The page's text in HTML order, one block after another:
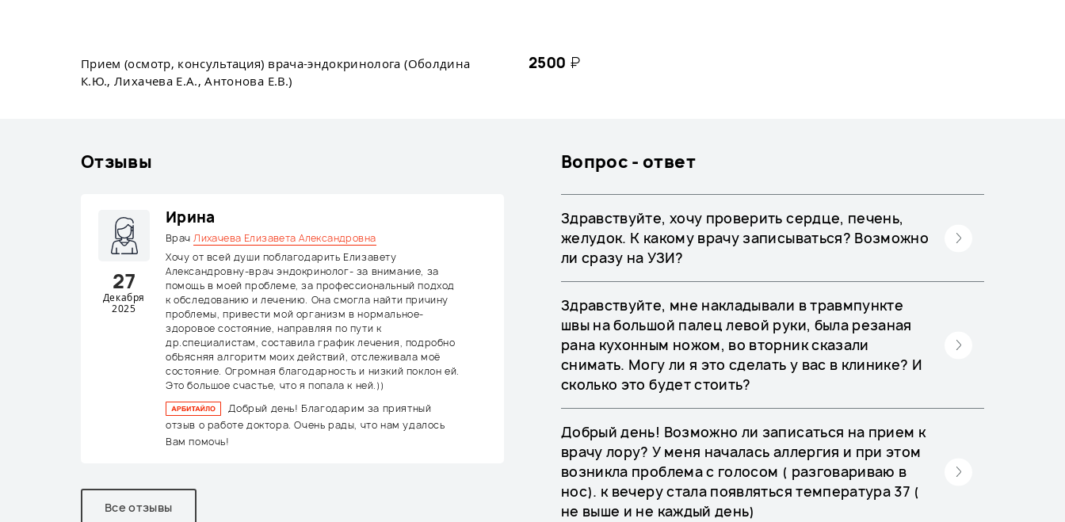
Прием (осмотр, консультация) врача-эндокринолога (Оболдина
К.Ю., Лихачева Е.А., Антонова Е.В.)
2500 ₽
Отзывы
27
Декабря
2025
Ирина
ВрачЛихачева Елизавета Александровна
Хочу от всей души поблагодарить Елизавету
Александровну-врач эндокринолог- за внимание, за
помощь в моей проблеме, за профессиональный подход
к обследованию и лечению. Она смогла найти причину
проблемы, привести мой организм в нормальное-
здоровое состояние, направляя по пути к
др.специалистам, составила график лечения, подробно
обЬясняя алгоритм моих действий, отслеживала моё
состояние. Огромная благодарность и низкий поклон ей.
Это большое счастье, что я попала к ней.))
Добрый день! Благодарим за приятный
отзыв о работе доктора. Очень рады, что нам удалось
Вам помочь!
Все отзывы
Вопрос - ответ
Здравствуйте, хочу проверить сердце, печень,
желудок. К какому врачу записываться? Возможно
ли сразу на УЗИ?
Здравствуйте, мне накладывали в травмпункте
швы на большой палец левой руки, была резаная
рана кухонным ножом, во вторник сказали
снимать. Могу ли я это сделать у вас в клинике? И
сколько это будет стоить?
Добрый день! Возможно ли записаться на прием к
врачу лору? У меня началась аллергия и при этом
возникла проблема с голосом ( разговариваю в
нос). к вечеру стала появляться температура 37 (
не выше и не каждый день)